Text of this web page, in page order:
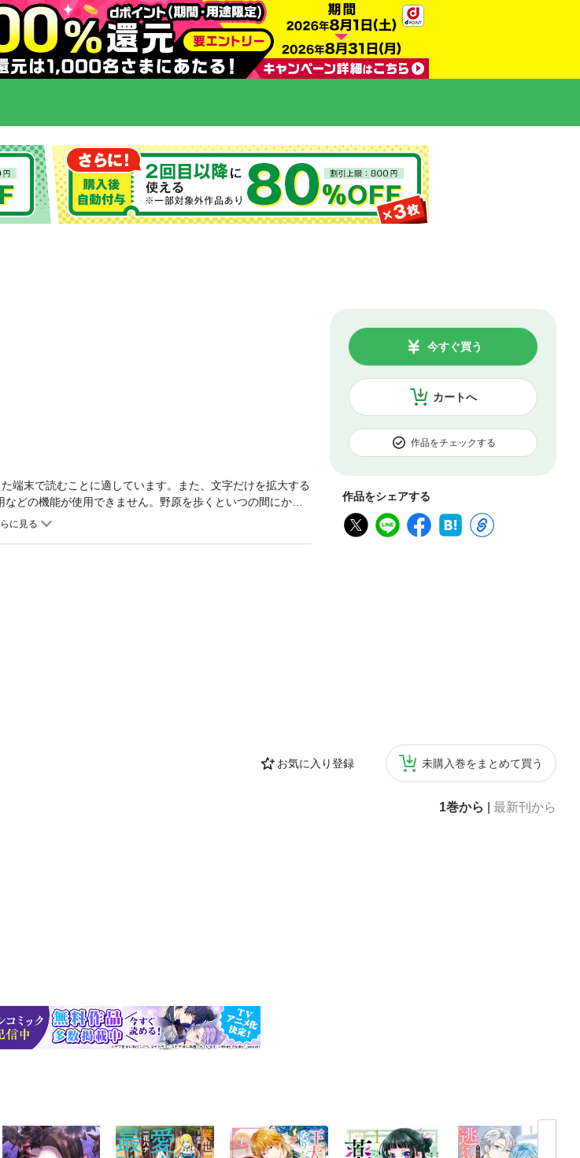
カートへ
今すぐ買う
作品をチェックする
作品をシェアする
お気に入り登録 未購入巻をまとめて買う
1巻から 最新刊から
端末で読むことに適しています。また、文字だけを拡大する
どの機能が使用できません。野原を歩くといつの間にか服
ひっつき虫を豊富なカラー写真で掲載！観察法・遊び方・